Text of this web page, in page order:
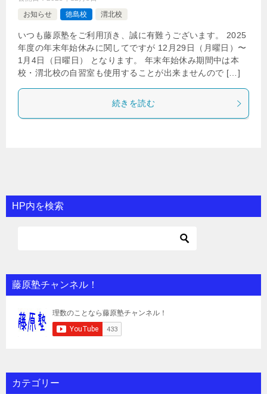
お知らせ
徳島校 渭北校
いつも藤原塾をご利用頂き、誠に有難うございます。 2025
年度の年末年始休みに関してですが 12月29日（月曜日）〜
1月4日（日曜日） となります。 年末年始休み期間中は本
校・渭北校の自習室も使用することが出来ませんので […]
続きを読む
HP内を検索
藤原塾チャンネル！
カテゴリー